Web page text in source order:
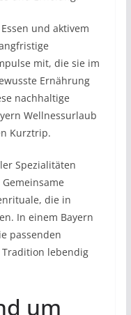
und aktivem
mit, die sie im
Ernährung
nachhaltige
Wellnessurlaub
Kurztrip.
Spezialitäten
die in
In einem Bayern
passenden
lebendig
um